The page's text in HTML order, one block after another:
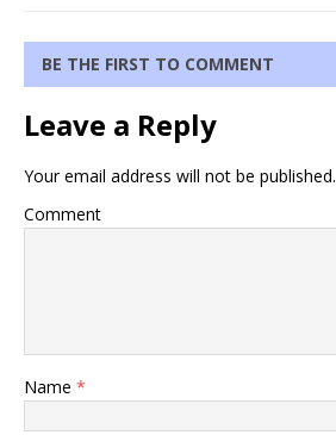
BE THE FIRST TO COMMENT
Leave a Reply
Your email address will not be published.
Comment
Name *